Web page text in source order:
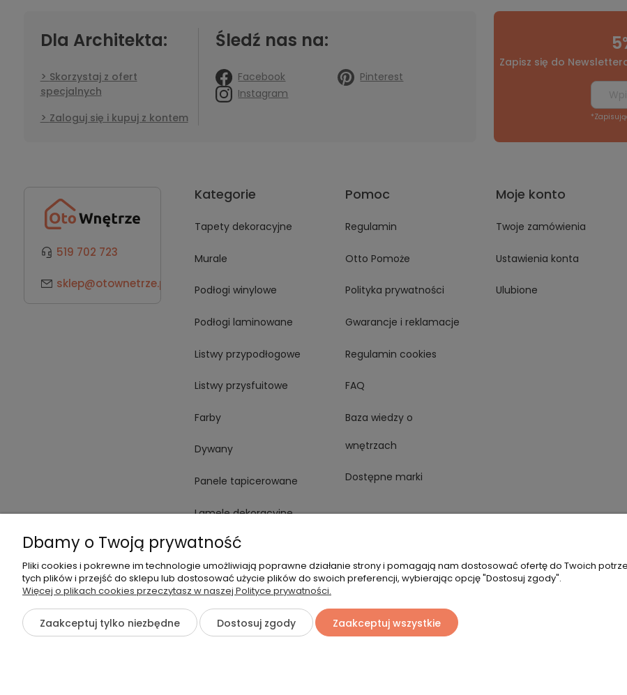
Dla Architekta:
Skorzystaj z ofert
specjalnych
Zaloguj się i kupuj z kontem
Śledź nas na:
Facebook
Pinterest
Instagram
Zapisz się do
519 702 723
sklep@otownetrze.pl
Kategorie
Tapety dekoracyjne
Murale
Podłogi winylowe
Podłogi laminowane
Listwy przypodłogowe
Listwy przysfuitowe
Farby
Dywany
Panele tapicerowane
Lamele dekoracyjne
Płytki
Spieki
Oświetlenie
Pomoc
Regulamin
Otto Pomoże
Polityka prywatności
Gwarancje i reklamacje
Regulamin cookies
FAQ
Baza wiedzy o
wnętrzach
Dostępne marki
Moje konto
Twoje zamówienia
Ustawienia konta
Ulubione
Dbamy o Twoją prywatność
Pliki cookies i pokrewne im technologie umożliwiają poprawne działanie strony i pomagają nam dostosować ofertę do Twoich
tych plików i przejść do sklepu lub dostosować użycie plików do swoich preferencji, wybierając opcję "Dostosuj zgody".
Więcej o plikach cookies przeczytasz w naszej Polityce prywatności.
Zaakceptuj tylko niezbędne Dostosuj zgody Zaakceptuj wszystkie